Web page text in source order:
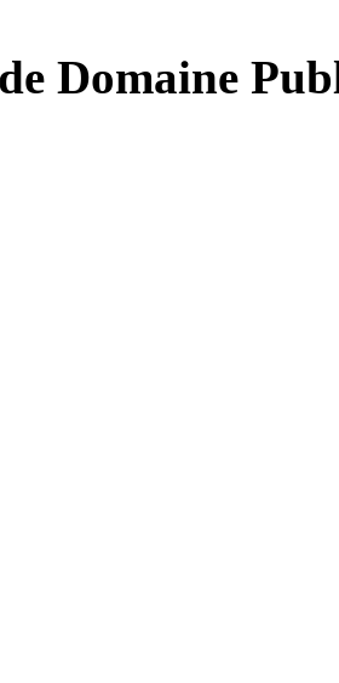
Domaine